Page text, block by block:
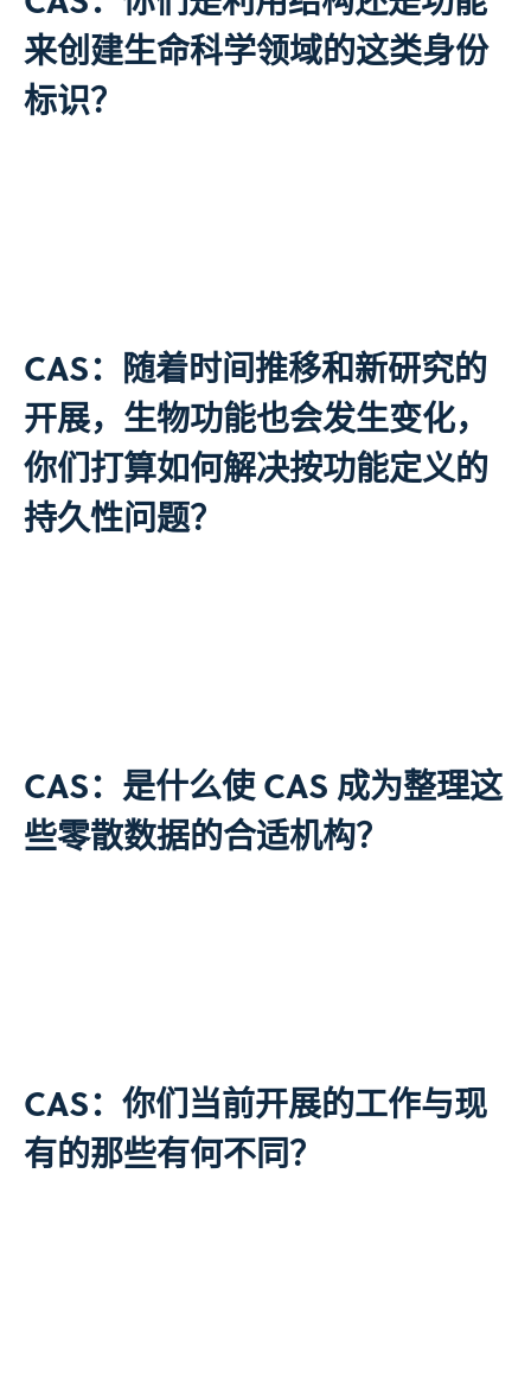
来创建生命科学领域的这类身份
标识？
CAS：随着时间推移和新研究的
开展，生物功能也会发生变化，
你们打算如何解决按功能定义的
持久性问题？
CAS：是什么使 CAS 成为整理这
些零散数据的合适机构？
CAS：你们当前开展的工作与现
有的那些有何不同？